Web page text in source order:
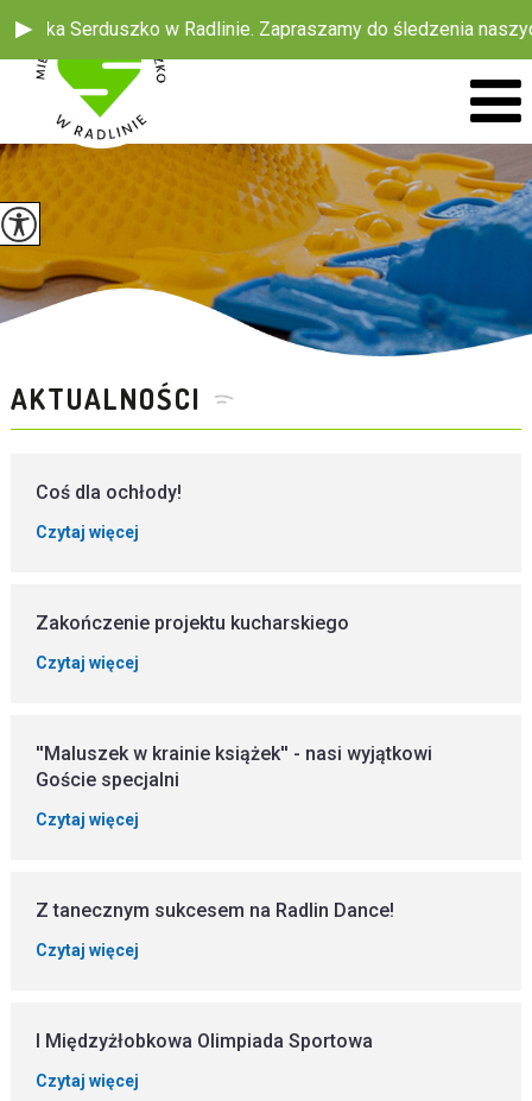
w Radlinie. Zapraszamy do śledzenia naszych
AKTUALNOŚCI
Coś dla ochłody!
Czytaj więcej
Zakończenie projektu kucharskiego
Czytaj więcej
''Maluszek w krainie książek'' - nasi wyjątkowi
Goście specjalni
Czytaj więcej
Z tanecznym sukcesem na Radlin Dance!
Czytaj więcej
I Międzyżłobkowa Olimpiada Sportowa
Czytaj więcej